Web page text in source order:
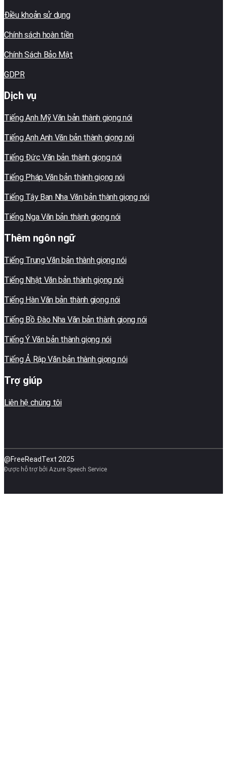
Điều khoản sử dụng
Chính sách hoàn tiền
Chính Sách Bảo Mật
GDPR
Dịch vụ
Tiếng Anh Mỹ Văn bản thành giọng nói
Tiếng Anh Anh Văn bản thành giọng nói
Tiếng Đức Văn bản thành giọng nói
Tiếng Pháp Văn bản thành giọng nói
Tiếng Tây Ban Nha Văn bản thành giọng nói
Tiếng Nga Văn bản thành giọng nói
Thêm ngôn ngữ
Tiếng Trung Văn bản thành giọng nói
Tiếng Nhật Văn bản thành giọng nói
Tiếng Hàn Văn bản thành giọng nói
Tiếng Bồ Đào Nha Văn bản thành giọng nói
Tiếng Ý Văn bản thành giọng nói
Tiếng Ả Rập Văn bản thành giọng nói
Trợ giúp
Liên hệ chúng tôi
@FreeReadText 2025
Được hỗ trợ bởi Azure Speech Service